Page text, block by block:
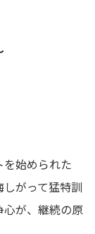
始められた
がって猛特訓
が、継続の原